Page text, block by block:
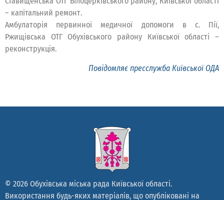
– капітальний ремонт.
Амбулаторія первинної медичної допомоги в с. Пії,
Ржищівська ОТГ Обухівського району Київської області –
реконструкція.
Повідомляє пресслужба Київської ОДА
© 2026 Обухівська міська рада Київської області.
Використання будь-яких матеріалів, що опубліковані на